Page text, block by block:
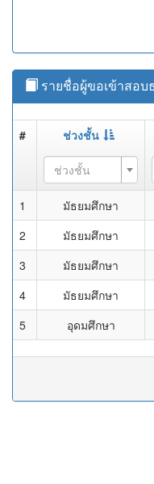
รายชื่อผู้ขอเข้าสอ
# ช่วงชั้น
ช่วงชั้น
1 มัธยมศึกษา
2
มัธยมศึกษา
3
มัธยมศึกษา
4
มัธยมศึกษา
5
อุดมศึกษา